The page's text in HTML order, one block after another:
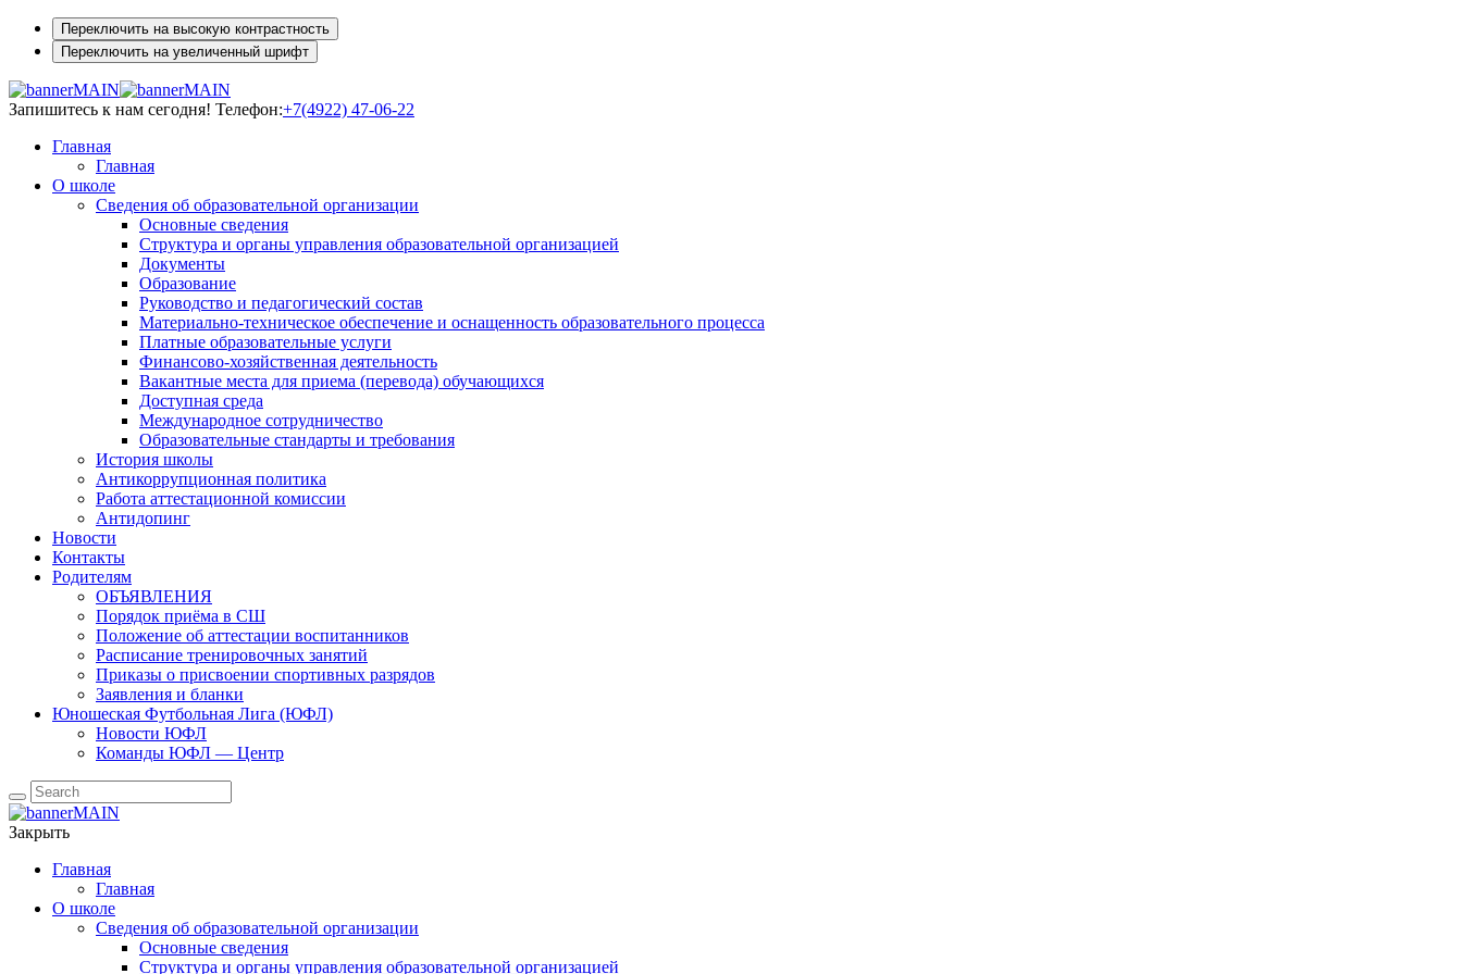
Переключить на высокую контрастность
Переключить на увеличенный шрифт
Запишитесь к нам сегодня! Телефон:+7(4922) 47-06-22
Главная
Главная
О школе
Сведения об образовательной организации
Основные сведения
Структура и органы управления образовательной организацией
Документы
Образование
Руководство и педагогический состав
Материально-техническое обеспечение и оснащенность образовательного процесса
Платные образовательные услуги
Финансово-хозяйственная деятельность
Вакантные места для приема (перевода) обучающихся
Доступная среда
Международное сотрудничество
Образовательные стандарты и требования
История школы
Антикоррупционная политика
Работа аттестационной комиссии
Антидопинг
Новости
Контакты
Родителям
ОБЪЯВЛЕНИЯ
Порядок приёма в СШ
Положение об аттестации воспитанников
Расписание тренировочных занятий
Приказы о присвоении спортивных разрядов
Заявления и бланки
Юношеская Футбольная Лига (ЮФЛ)
Новости ЮФЛ
Команды ЮФЛ — Центр
Закрыть
Главная
Главная
О школе
Сведения об образовательной организации
Основные сведения
Структура и органы управления образовательной организацией